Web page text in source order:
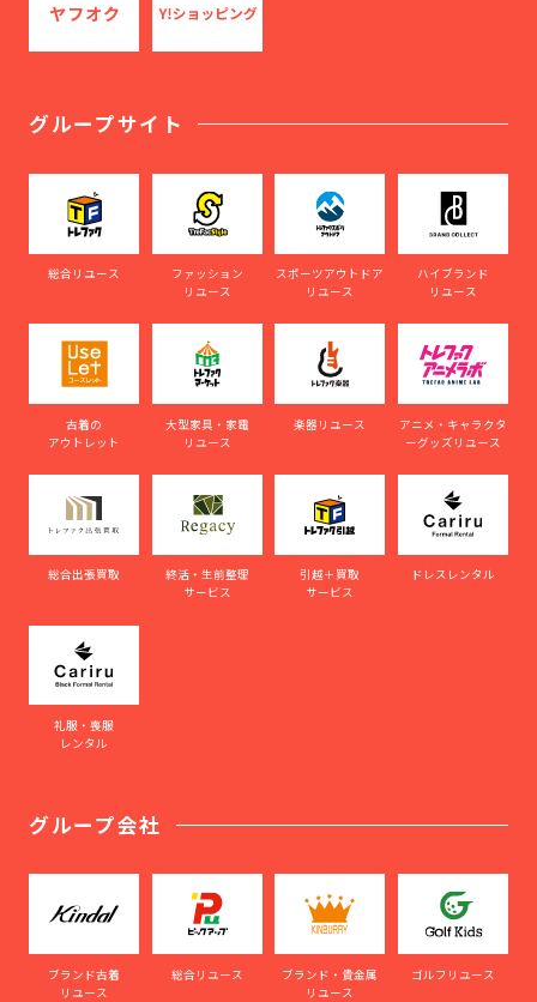
グループサイト
総合リユース
ファッション
リユース
スポーツアウトドア
リユース
ハイブランド
リユース
古着の
アウトレット
大型家具・家電
リユース
楽器リユース
アニメ・キャラクタ
ーグッズリユース
総合出張買取
終活・生前整理
サービス
引越＋買取
サービス
ドレスレンタル
礼服・喪服
レンタル
グループ会社
ブランド古着
リユース
総合リユース
ブランド・貴金属
リユース
ゴルフリユース